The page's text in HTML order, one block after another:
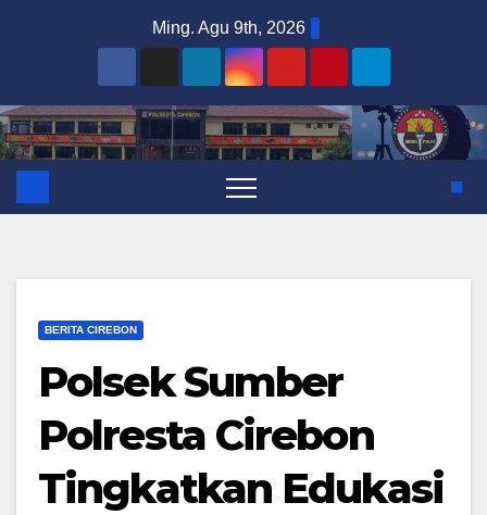
Ming. Agu 9th, 2026
BERITA CIREBON
Polsek Sumber
Polresta Cirebon
Tingkatkan Edukasi